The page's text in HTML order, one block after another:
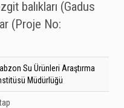
balıkları (Gadus
(Proje No:
Su Ürünleri Araştırma
Müdürlüğü